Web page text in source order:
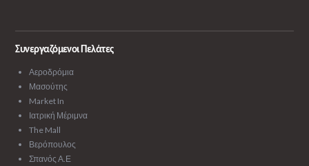
Συνεργαζόμενοι Πελάτες
Αεροδρόμια
Μασούτης
Market In
Ιατρική Μέριμνα
The Mall
Βερόπουλος
Σπανός Α.Ε